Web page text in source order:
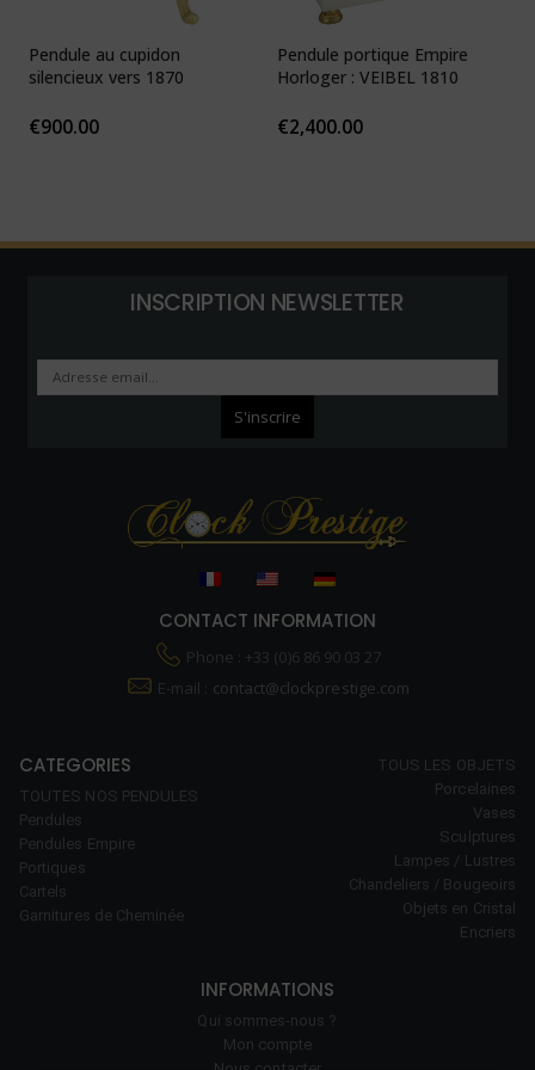
Pendule au cupidon
silencieux vers 1870
€900.00
Pendule portique Empire
Horloger : VEIBEL 1810
€2,400.00
INSCRIPTION NEWSLETTER
CONTACT INFORMATION
Phone : +33 (0)6 86 90 03 27
E-mail : contact@clockprestige.com
CATEGORIES
TOUTES NOS PENDULES
Pendules
Pendules Empire
Portiques
Cartels
Garnitures de Cheminée
TOUS LES OBJETS
Porcelaines
Vases
Sculptures
Lampes / Lustres
Chandeliers / Bougeoirs
Objets en Cristal
Encriers
INFORMATIONS
Qui sommes-nous ?
Mon compte